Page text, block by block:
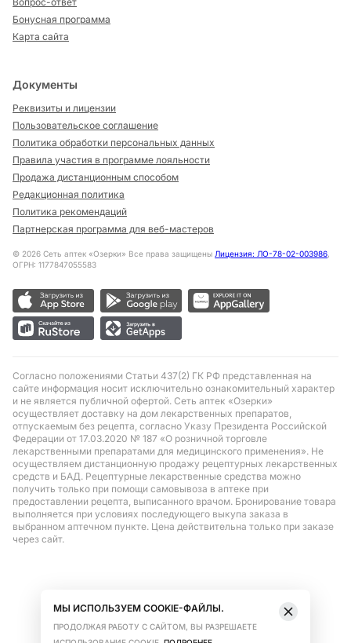
Бонусная программа
Карта сайта
Документы
Реквизиты и лицензии
Пользовательское соглашение
Политика обработки персональных данных
Правила участия в программе лояльности
Продажа дистанционным способом
Редакционная политика
Политика рекомендаций
Партнерская программа для веб-мастеров
© 2026 Сеть аптек «Озерки» Все права защищены Лицензия: ЛО-78-02-003986,
ОГРН: 1177847055583
Согласно положениями Статьи 437(2) ГК РФ представленная на
сайте информация носит исключительно ознакомительный характер
и не является публичной офертой. Сеть аптек «Озерки»
осуществляет доставку на дом лекарственных препаратов,
отпускаемым без рецепта, согласно Указу Президента Российской
Федерации от 17.03.2020 № 187 «О розничной торговле
лекарственными препаратами для медицинского применения». Не
осуществляем дистанционную продажу рецептурных лекарственных
средств и БАД. Рецептурные лекарственные средства можно
получить только при помощи самовывоза в аптеке при
предоставлении рецепта, выписанного врачом. Бронирование товара
выполняется при условиях последующего выкупа заказа в
выбранном аптечном пункте. Цена действительна только при заказе
через сайт.
МЫ ИСПОЛЬЗУЕМ COOKIE-ФАЙЛЫ.
ПРОДОЛЖАЯ РАБОТУ С САЙТОМ, ВЫ РАЗРЕШАЕТЕ